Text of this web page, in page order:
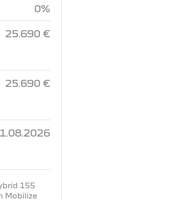
0%
25.690 €
25.690 €
155
Mobilize